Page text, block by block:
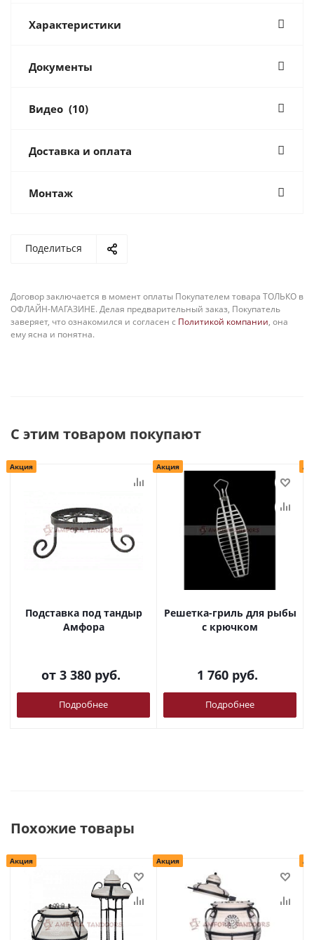
Характеристики
Документы
Видео (10)
Доставка и оплата
Монтаж
Поделиться
Договор заключается в момент оплаты Покупателем товара ТОЛЬКО в
ОФЛАЙН-МАГАЗИНЕ. Делая предварительный заказ, Покупатель
заверяет, что ознакомился и согласен с Политикой компании, она
ему ясна и понятна.
С этим товаром покупают
Акция
Подставка под тандыр
Амфора
от 3 380 руб.
Подробнее
Акция
Решетка-гриль для рыбы
с крючком
1 760 руб.
Подробнее
Похожие товары
Акция Акция